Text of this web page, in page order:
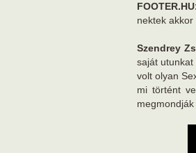
nektek
Szendrey
saját
volt olyan
mi történt